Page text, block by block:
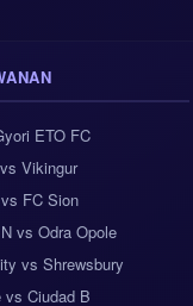
ETO FC
Vikingur
FC Sion
vs Odra Opole
vs Shrewsbury
vs Ciudad B